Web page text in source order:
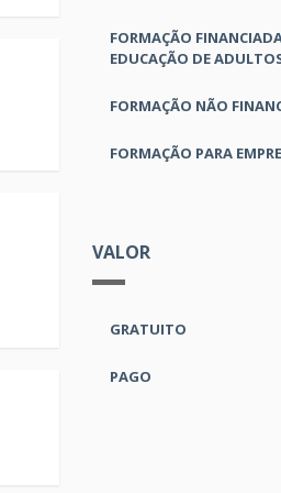
FORMAÇÃO
EDUCAÇÃO DE
FORMAÇÃO NÃO
FORMAÇÃO PARA
VALOR
GRATUITO
PAGO